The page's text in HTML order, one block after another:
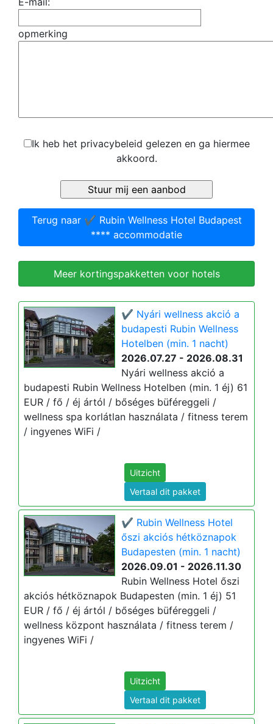
opmerking
Ik heb het privacybeleid gelezen en ga hiermee
akkoord.
Terug naar ✔️ Rubin Wellness Hotel Budapest
**** accommodatie
Meer kortingspakketten voor hotels
✔️ Nyári wellness akció a
budapesti Rubin Wellness
Hotelben (min. 1 nacht)
2026.07.27 - 2026.08.31
Nyári wellness akció a
budapesti Rubin Wellness Hotelben (min. 1 éj) 61
EUR / fő / éj ártól / bőséges büféreggeli /
wellness spa korlátlan használata / fitness terem
/ ingyenes WiFi /
Uitzicht
Vertaal dit pakket
✔️ Rubin Wellness Hotel
őszi akciós hétköznapok
Budapesten (min. 1 nacht)
2026.09.01 - 2026.11.30
Rubin Wellness Hotel őszi
akciós hétköznapok Budapesten (min. 1 éj) 51
EUR / fő / éj ártól / bőséges büféreggeli /
wellness központ használata / fitness terem /
ingyenes WiFi /
Uitzicht
Vertaal dit pakket